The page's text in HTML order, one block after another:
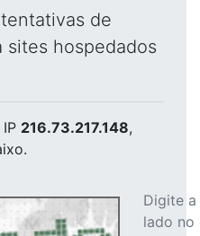
de
sites hospedados
216.73.217.148,
Digite
lado no